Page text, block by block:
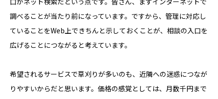
調べることが当たり前になっています。ですから、管理に対応し
ていることをWeb上できちんと示しておくことが、相談の入口を
広げることにつながると考えています。
希望されるサービスで草刈りが多いのも、近隣への迷惑につなが
りやすいからだと思います。価格の感覚としては、月数千円まで